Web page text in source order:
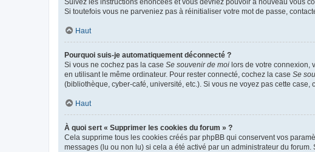
Si toutefois vous ne parveniez pas à réinitialiser votre mot de passe,
Haut
Pourquoi suis-je automatiquement déconnecté ?
Si vous ne cochez pas la case Se souvenir de moi lors de votre connexion,
en utilisant le même ordinateur. Pour rester connecté, cochez la case Se
(bibliothèque, cyber-café, université, etc.). Si vous ne voyez pas cette
Haut
À quoi sert « Supprimer les cookies du forum » ?
Cela supprime tous les cookies créés par phpBB qui conservent vos
messages (lu ou non lu) si cela a été activé par un administrateur du